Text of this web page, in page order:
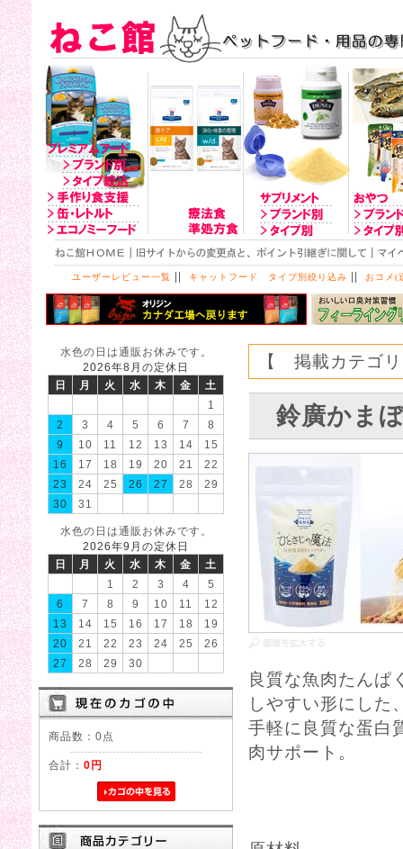
ユーザーレビュー一覧 || キャットフード タイプ別絞り込み || おコメ(
水色の日は通販お休みです。
2026年8月の定休日
日
月 火 水 木 金
土
1
2
3 4 5 6 7
8
9
10 11 12 13 14
15
16
17 18 19 20 21
22
23
24 25 26 27 28
29
30
31
水色の日は通販お休みです。
2026年9月の定休日
日
月 火 水 木 金
土
1
2 3 4
5
6
7 8 9 10 11
12
13
14 15 16 17 18
19
20
21 22 23 24 25
26
27
28 29 30
商品数：0点
合計： 0円
【 掲載カテゴ
鈴廣かま
良質な魚肉たんぱ
しやすい形にした
手軽に良質な蛋白
肉サポート。